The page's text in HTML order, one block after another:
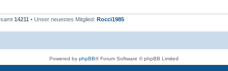
14211 • Unser neuestes Mitglied: Rocci1985
Powered by phpBB® Forum Software © phpBB Limited